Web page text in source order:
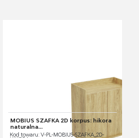
MOBIUS SZAFKA 2D korpus: hikora
naturalna...
Kod towaru: V-PL-MOBIUS-SZAFKA_2D-